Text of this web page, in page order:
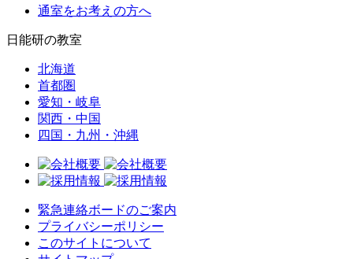
通室をお考えの方へ
日能研の教室
北海道
首都圏
愛知・岐阜
関西・中国
四国・九州・沖縄
緊急連絡ボードのご案内
プライバシーポリシー
このサイトについて